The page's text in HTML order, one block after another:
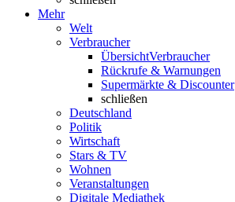
Mehr
Welt
Verbraucher
ÜbersichtVerbraucher
Rückrufe & Warnungen
Supermärkte & Discounter
schließen
Deutschland
Politik
Wirtschaft
Stars & TV
Wohnen
Veranstaltungen
Digitale Mediathek